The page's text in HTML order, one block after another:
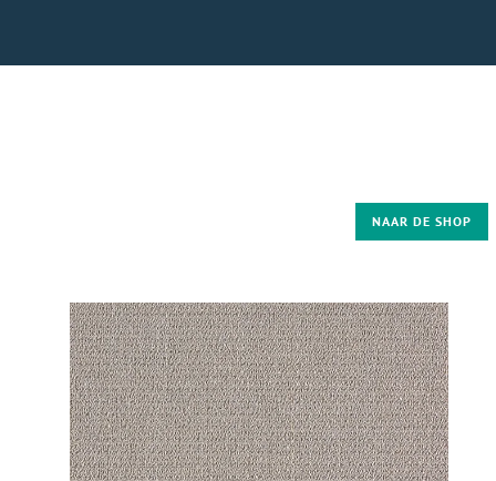
NAAR DE SHOP